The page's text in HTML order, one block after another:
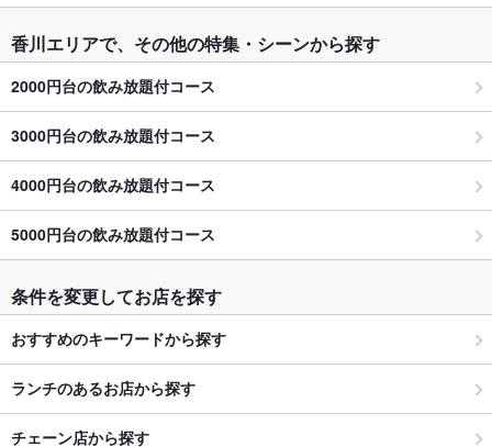
香川エリアで、その他の特集・シーンから探す
2000円台の飲み放題付コース
3000円台の飲み放題付コース
4000円台の飲み放題付コース
5000円台の飲み放題付コース
条件を変更してお店を探す
おすすめのキーワードから探す
ランチのあるお店から探す
チェーン店から探す